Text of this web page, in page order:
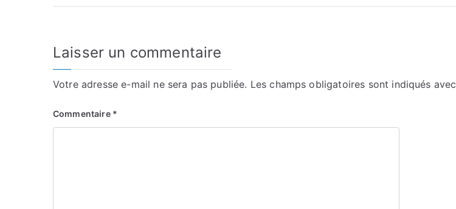
de
Laisser un commentaire
Votre adresse e-mail ne sera pas publiée. Les champs obligatoires sont indiqués avec
Commentaire *